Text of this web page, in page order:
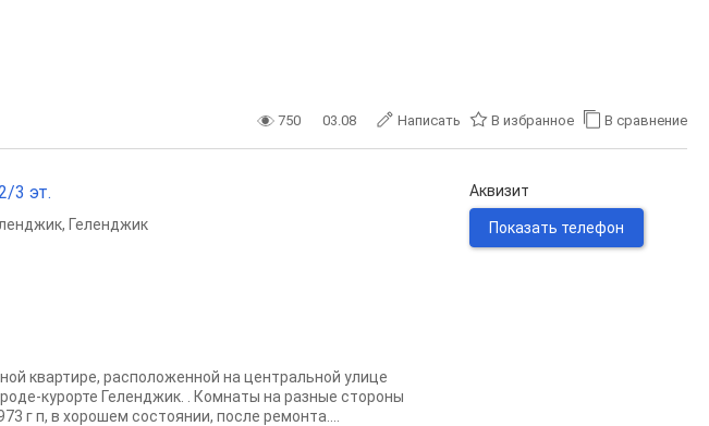
750 03.08 Написать В избранное В сравнение
3 эт.
, Геленджик
квартире, расположенной на центральной улице
курорте Геленджик. . Комнаты на разные стороны
г п, в хорошем состоянии, после ремонта....
Аквизит
Показать телефон